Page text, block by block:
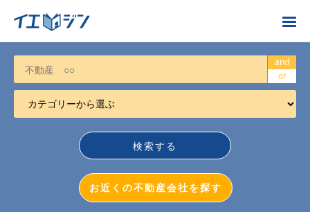
お近くの不動産会社を探す
カテゴリーから選ぶ
不動産売却
and
or
お近くの不動産会社を探す